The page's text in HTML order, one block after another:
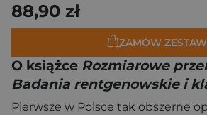
88,90 zł
ZAMÓW ZESTAW
O książce Rozmiarowe
Badania rentgenowskie i
Pierwsze w Polsce tak obszerne